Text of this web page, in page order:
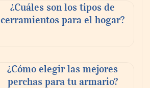
¿Cuáles son los tipos de
cerramientos para el hogar?
¿Cómo elegir las mejores
perchas para tu armario?